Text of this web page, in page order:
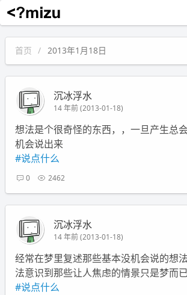
沉冰浮水
首页 2013年1月18日
沉冰浮水
14 年前 (2013-01-18)
想法是个很奇怪的东西，，一旦产生总
机会说出来
#说点什么
0 2462
沉冰浮水
14 年前 (2013-01-18)
经常在梦里复述那些基本没机会说的想
法意识到那些让人焦虑的情景只是梦而
#说点什么